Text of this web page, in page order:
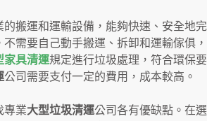
搬運和運輸設備，能夠快速、安全地完
不需要自己動手搬運、拆卸和運輸傢俱，
家具清運規定進行垃圾處理，符合環保要
公司需要支付一定的費用，成本較高。
專業大型垃圾清運公司各有優缺點。在選